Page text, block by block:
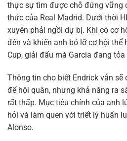
thực sự tìm được chỗ đứng vững
thức của Real Madrid. Dưới thời
xuyên phải ngồi dự bị. Khi có cơ
đến và khiến anh bỏ lỡ cơ hội thể
Cup, giải đấu mà Garcia đang
Thông tin cho biết Endrick vẫn
để hội quân, nhưng khả năng ra
rất thấp. Mục tiêu chính của anh
hỏi và làm quen với triết lý huấn
Alonso.